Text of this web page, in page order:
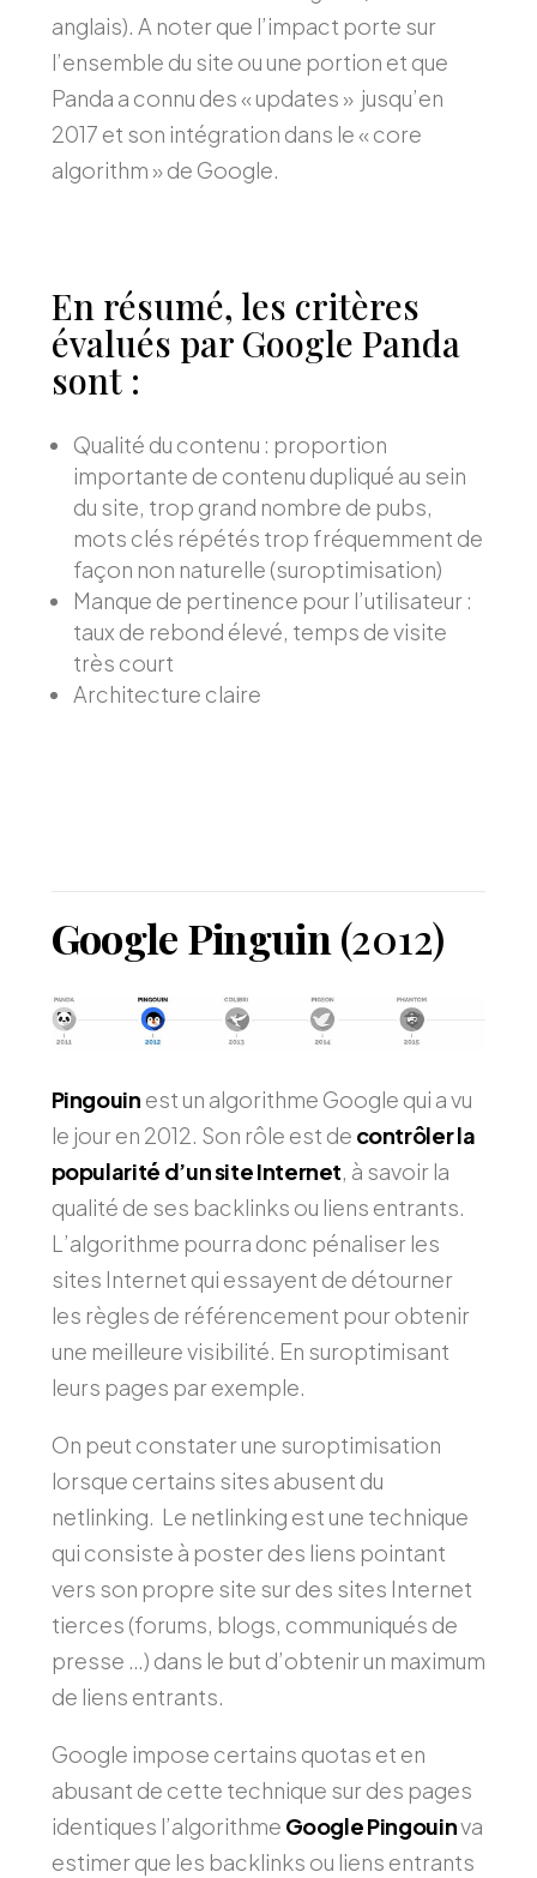
anglais). A noter que l’impact porte sur
l’ensemble du site ou une portion et que
Panda a connu des « updates » jusqu’en
2017 et son intégration dans le « core
algorithm » de Google.
En résumé, les critères
évalués par Google Panda
sont :
Qualité du contenu : proportion
importante de contenu dupliqué au sein
du site, trop grand nombre de pubs,
mots clés répétés trop fréquemment de
façon non naturelle (suroptimisation)
Manque de pertinence pour l’utilisateur :
taux de rebond élevé, temps de visite
très court
Architecture claire
Google Pinguin (2012)
Pingouin est un algorithme Google qui a vu
le jour en 2012. Son rôle est de contrôler la
popularité d’un site Internet, à savoir la
qualité de ses backlinks ou liens entrants.
L’algorithme pourra donc pénaliser les
sites Internet qui essayent de détourner
les règles de référencement pour obtenir
une meilleure visibilité. En suroptimisant
leurs pages par exemple.
On peut constater une suroptimisation
lorsque certains sites abusent du
netlinking. Le netlinking est une technique
qui consiste à poster des liens pointant
vers son propre site sur des sites Internet
tierces (forums, blogs, communiqués de
presse …) dans le but d’obtenir un maximum
de liens entrants.
Google impose certains quotas et en
abusant de cette technique sur des pages
identiques l’algorithme Google Pingouinva
estimer que les backlinks ou liens entrants